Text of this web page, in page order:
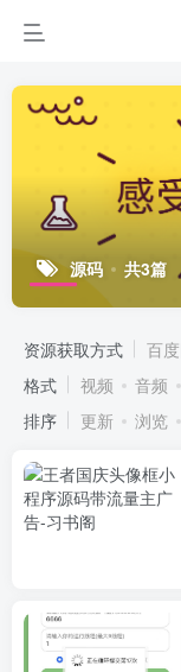
源码 共3篇
资源获取方式 百
格式
视频 音频
排序
更新 浏览